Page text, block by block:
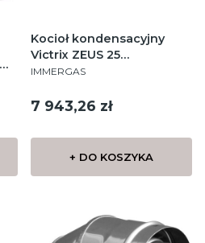
Kocioł kondensacyjny
Victrix ZEUS 25
dwufunkcyjny,
zamknięta komora
PRODUCENT
IMMERGAS
Cena
7 943,26 zł
+ DO KOSZYKA